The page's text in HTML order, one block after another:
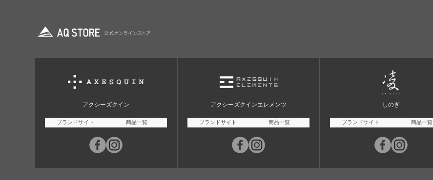
アクシーズクイン
ブランドサイト 商品一覧
アクシーズクインエレメンツ
ブランドサイト 商品一覧
しのぎ
ブランドサイト 商品一覧